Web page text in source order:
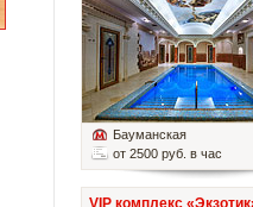
Бауманская
от 2500 руб. в час
VIP комплекс